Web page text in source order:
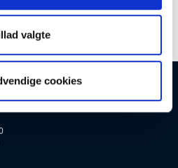
valgte
cookies